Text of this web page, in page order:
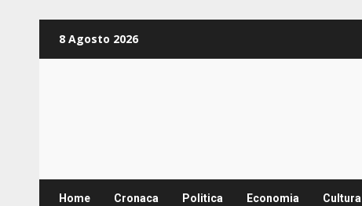
Inhalt8 Agosto 2026
Home Cronaca Politica Economia Cultura